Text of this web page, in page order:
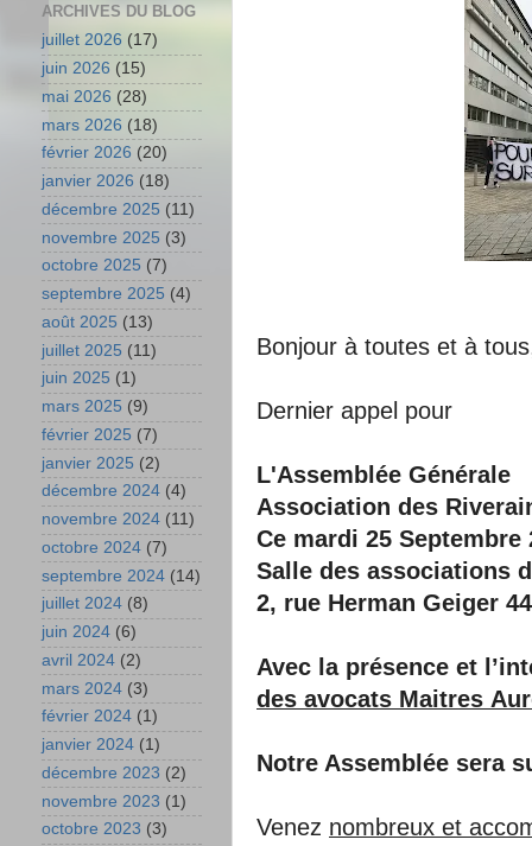
Bonjour à toutes et à
Dernier appel pour
L'Assemblée Générale
Association des
Ce mardi 25 Septembre
Salle des associations
2, rue Herman Geiger
Avec la présence et
des avocats Maitres
Notre Assemblée sera
Venez nombreux et
ARCHIVES DU BLOG
juillet 2026 (17)
juin 2026 (15)
mai 2026 (28)
mars 2026 (18)
février 2026 (20)
janvier 2026 (18)
décembre 2025 (11)
novembre 2025 (3)
octobre 2025 (7)
septembre 2025 (4)
août 2025 (13)
juillet 2025 (11)
juin 2025 (1)
mars 2025 (9)
février 2025 (7)
janvier 2025 (2)
décembre 2024 (4)
novembre 2024 (11)
octobre 2024 (7)
septembre 2024 (14)
juillet 2024 (8)
juin 2024 (6)
avril 2024 (2)
mars 2024 (3)
février 2024 (1)
janvier 2024 (1)
décembre 2023 (2)
novembre 2023 (1)
octobre 2023 (3)